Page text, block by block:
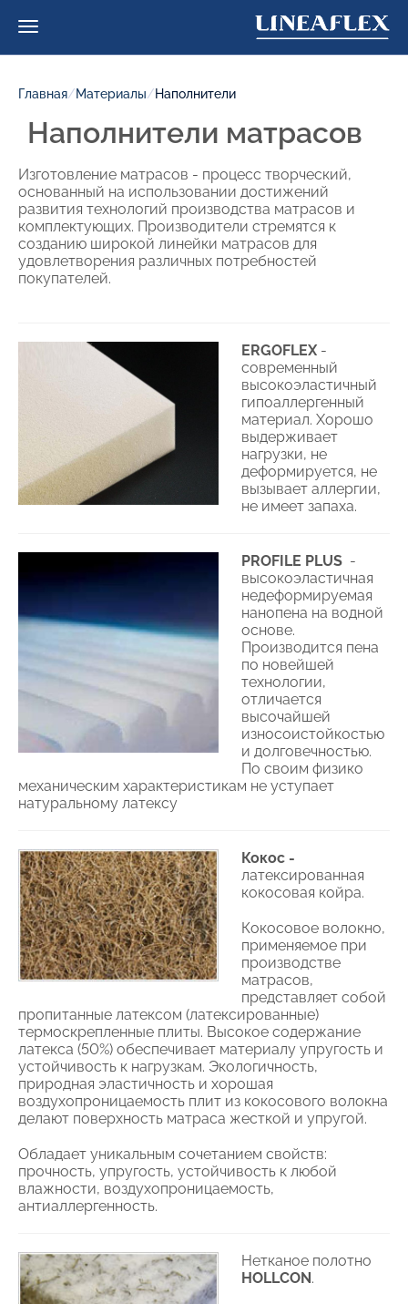
Главная/Материалы/Наполнители
Наполнители матрасов
Изготовление матрасов - процесс творческий,
основанный на использовании достижений
развития технологий производства матрасов и
комплектующих. Производители стремятся к
созданию широкой линейки матрасов для
удовлетворения различных потребностей
покупателей.
ERGOFLEX -
современный
высокоэластичный
гипоаллергенный
материал. Хорошо
выдерживает
нагрузки, не
деформируется, не
вызывает аллергии,
не имеет запаха.
PROFILE PLUS -
высокоэластичная
недеформируемая
нанопена на водной
основе.
Производится пена
по новейшей
технологии,
отличается
высочайшей
износоистойкостью
и долговечностью.
По своим физико
механическим характеристикам не уступает
натуральному латексу
Кокос -
латексированная
кокосовая койра.
Кокосовое волокно,
применяемое при
производстве
матрасов,
представляет собой
пропитанные латексом (латексированные)
термоскрепленные плиты. Высокое содержание
латекса (50%) обеспечивает материалу упругость и
устойчивость к нагрузкам. Экологичность,
природная эластичность и хорошая
воздухопроницаемость плит из кокосового волокна
делают поверхность матраса жесткой и упругой.
Обладает уникальным сочетанием свойств:
прочность, упругость, устойчивость к любой
влажности, воздухопроницаемость,
антиаллергенность.
Нетканое полотно
HOLLCON.